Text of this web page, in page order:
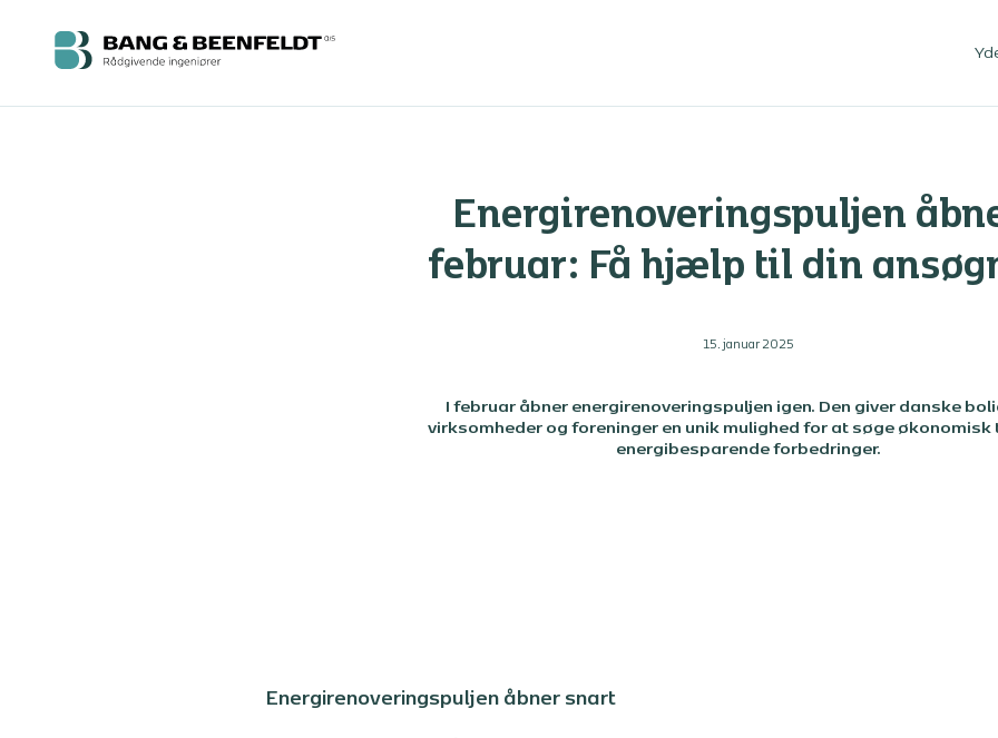
Energirenoveringspuljen
februar: Få hjælp til din
15. januar 2025
I februar åbner energirenoveringspuljen igen. Den giver danske
virksomheder og foreninger en unik mulighed for at søge økonomisk
energibesparende forbedringer.
Energirenoveringspuljen åbner snart